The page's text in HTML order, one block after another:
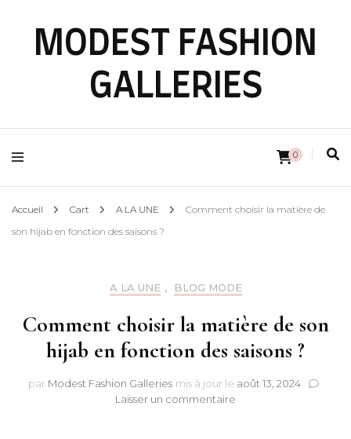
MODEST FASHION
GALLERIES
0
Accueil Cart A LA UNE
Comment choisir la matière de
son hijab en fonction des saisons ?
A LA UNE , BLOG MODE
Comment choisir la matière de son
hijab en fonction des saisons ?
par Modest Fashion Galleries mis à jour le août 13, 2024
Laisser un commentaire